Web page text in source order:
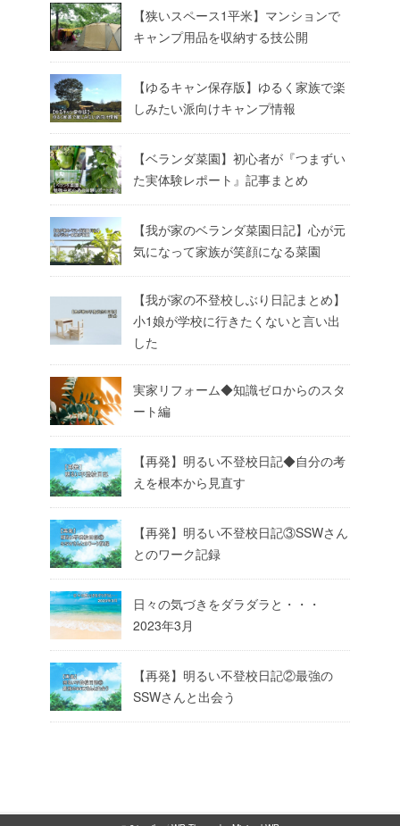
【狭いスペース1平米】マンションで
キャンプ用品を収納する技公開
【ゆるキャン保存版】ゆるく家族で楽
しみたい派向けキャンプ情報
【ベランダ菜園】初心者が『つまずい
た実体験レポート』記事まとめ
【我が家のベランダ菜園日記】心が元
気になって家族が笑顔になる菜園
【我が家の不登校しぶり日記まとめ】
小1娘が学校に行きたくないと言い出
した
実家リフォーム◆知識ゼロからのスタ
ート編
【再発】明るい不登校日記◆自分の考
えを根本から見直す
【再発】明るい不登校日記③SSWさん
とのワーク記録
日々の気づきをダラダラと・・・
2023年3月
【再発】明るい不登校日記②最強の
SSWさんと出会う